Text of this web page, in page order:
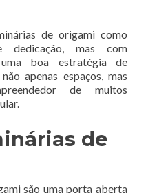
de origami como
dedicação, mas com
boa estratégia de
apenas espaços, mas
de muitos
de
são uma porta aberta